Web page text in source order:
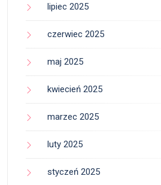
lipiec 2025
czerwiec 2025
maj 2025
kwiecień 2025
marzec 2025
luty 2025
styczeń 2025